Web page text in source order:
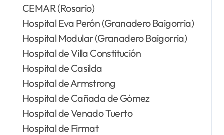
CEMAR (Rosario)
Hospital Eva Perón (Granadero Baigorria)
Hospital Modular (Granadero Baigorria)
Hospital de Villa Constitución
Hospital de Casilda
Hospital de Armstrong
Hospital de Cañada de Gómez
Hospital de Venado Tuerto
Hospital de Firmat